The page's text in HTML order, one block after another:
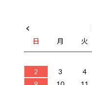
日
月 火
2
3 4